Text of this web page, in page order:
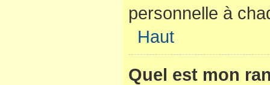
personnelle à
Haut
Quel est mon